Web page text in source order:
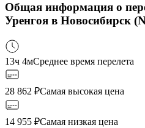
Общая информация о
Уренгоя в Новосибирск
13ч 4мСреднее время перелета
28 862 ₽Самая высокая цена
14 955 ₽Самая низкая цена